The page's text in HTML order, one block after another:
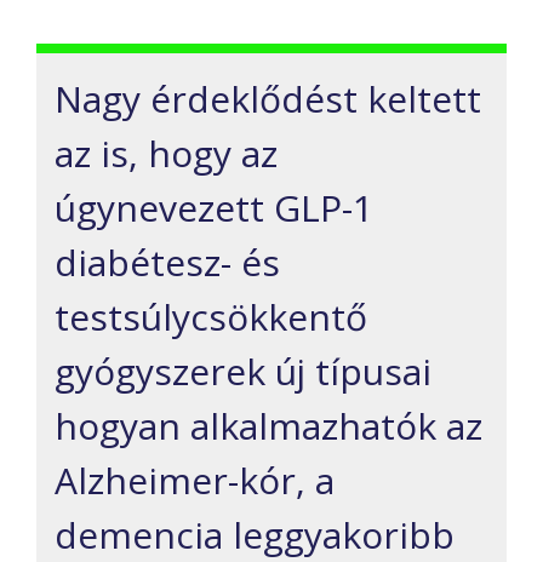
Nagy érdeklődést keltett
az is, hogy az
úgynevezett GLP-1
diabétesz- és
testsúlycsökkentő
gyógyszerek új típusai
hogyan alkalmazhatók az
Alzheimer-kór, a
demencia leggyakoribb